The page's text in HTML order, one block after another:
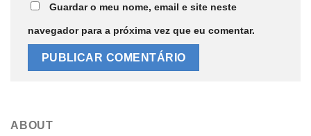
Guardar o meu nome, email e site neste
navegador para a próxima vez que eu comentar.
ABOUT